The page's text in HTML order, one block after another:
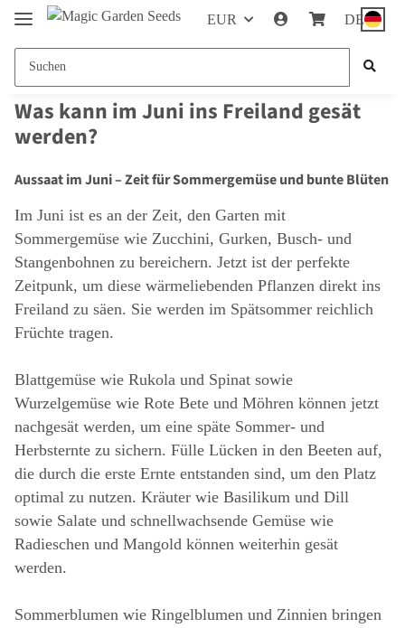
EUR DE
Was kann im Juni ins Freiland gesät
werden?
Aussaat im Juni – Zeit für Sommergemüse und bunte Blüten
Im Juni ist es an der Zeit, den Garten mit
Sommergemüse wie Zucchini, Gurken, Busch- und
Stangenbohnen zu bereichern. Jetzt ist der perfekte
Zeitpunk, um diese wärmeliebenden Pflanzen direkt ins
Freiland zu säen. Sie werden im Spätsommer reichlich
Früchte tragen.
Blattgemüse wie Rukola und Spinat sowie
Wurzelgemüse wie Rote Bete und Möhren können jetzt
nachgesät werden, um eine späte Sommer- und
Herbsternte zu sichern. Fülle Lücken in den Beeten auf,
die durch die erste Ernte entstanden sind, um den Platz
optimal zu nutzen. Kräuter wie Basilikum und Dill
sowie Salate und schnellwachsende Gemüse wie
Radieschen und Mangold können weiterhin gesät
werden.
Sommerblumen wie Ringelblumen und Zinnien bringen